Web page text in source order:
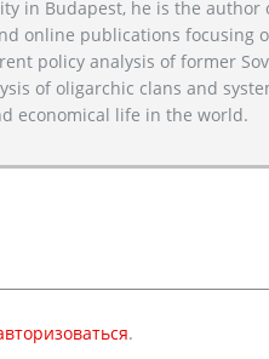
in Budapest, he is the
online publications focusing
policy analysis of former
of oligarchic clans and
economical life in the world.
.